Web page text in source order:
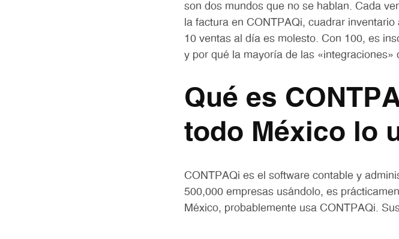
son dos mundos que no se hablan. Cada
la factura en CONTPAQi, cuadrar
10 ventas al día es molesto. Con 100, es
y por qué la mayoría de las
Qué es
todo México lo
CONTPAQi es el software contable y
500,000 empresas usándolo, es
México, probablemente usa CONTPAQi.